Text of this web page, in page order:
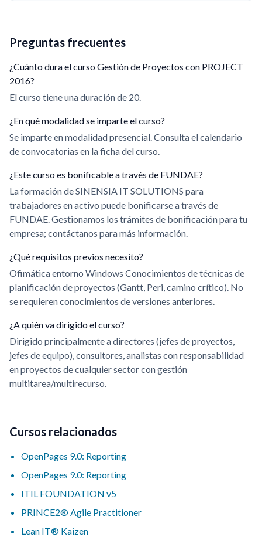
Preguntas frecuentes
¿Cuánto dura el curso Gestión de Proyectos con PROJECT
2016?
El curso tiene una duración de 20.
¿En qué modalidad se imparte el curso?
Se imparte en modalidad presencial. Consulta el calendario
de convocatorias en la ficha del curso.
¿Este curso es bonificable a través de FUNDAE?
La formación de SINENSIA IT SOLUTIONS para
trabajadores en activo puede bonificarse a través de
FUNDAE. Gestionamos los trámites de bonificación para tu
empresa; contáctanos para más información.
¿Qué requisitos previos necesito?
Ofimática entorno Windows Conocimientos de técnicas de
planificación de proyectos (Gantt, Peri, camino crítico). No
se requieren conocimientos de versiones anteriores.
¿A quién va dirigido el curso?
Dirigido principalmente a directores (jefes de proyectos,
jefes de equipo), consultores, analistas con responsabilidad
en proyectos de cualquier sector con gestión
multitarea/multirecurso.
Cursos relacionados
OpenPages 9.0: Reporting
OpenPages 9.0: Reporting
ITIL FOUNDATION v5
PRINCE2® Agile Practitioner
Lean IT® Kaizen